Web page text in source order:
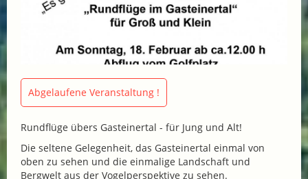
Abgelaufene Veranstaltung !
Rundflüge übers Gasteinertal - für Jung und Alt!
Die seltene Gelegenheit, das Gasteinertal einmal von
oben zu sehen und die einmalige Landschaft und
Bergwelt aus der Vogelperspektive zu sehen.